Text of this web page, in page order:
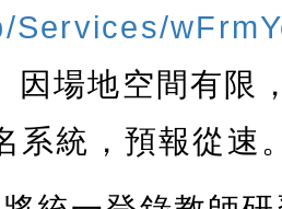
Services/
因場地空間有限
系統，預報從速